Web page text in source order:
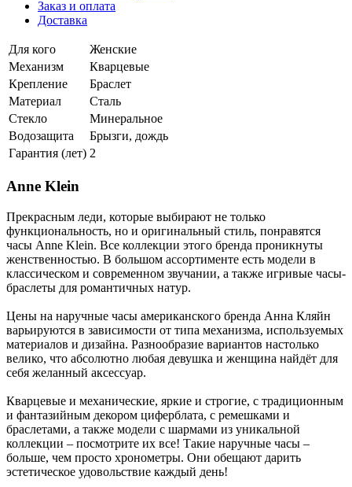
Заказ и оплата
Доставка
Для кого
Женские
Механизм
Кварцевые
Крепление
Браслет
Материал
Сталь
Стекло
Минеральное
Водозащита
Брызги, дождь
Гарантия (лет) 2
Anne Klein
Прекрасным леди, которые выбирают не только
функциональность, но и оригинальный стиль, понравятся
часы Anne Klein. Все коллекции этого бренда проникнуты
женственностью. В большом ассортименте есть модели в
классическом и современном звучании, а также игривые часы-
браслеты для романтичных натур.
Цены на наручные часы американского бренда Анна Кляйн
варьируются в зависимости от типа механизма, используемых
материалов и дизайна. Разнообразие вариантов настолько
велико, что абсолютно любая девушка и женщина найдёт для
себя желанный аксессуар.
Кварцевые и механические, яркие и строгие, с традиционным
и фантазийным декором циферблата, с ремешками и
браслетами, а также модели с шармами из уникальной
коллекции – посмотрите их все! Такие наручные часы –
больше, чем просто хронометры. Они обещают дарить
эстетическое удовольствие каждый день!